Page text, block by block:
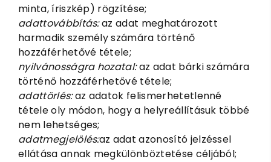
minta, íriszkép) rögzítése;
adattovábbítás:az adat meghatározott
harmadik személy számára történő
hozzáférhetővé tétele;
nyilvánosságra hozatal:az adat bárki számára
történő hozzáférhetővé tétele;
adattörlés:az adatok felismerhetetlenné
tétele oly módon, hogy a helyreállításuk többé
nem lehetséges;
adatmegjelölés:az adat azonosító jelzéssel
ellátása annak megkülönböztetése céljából;